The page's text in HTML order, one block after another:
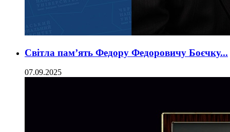
Світла пам’ять Федору Федоровичу Боєчку...
07.09.2025